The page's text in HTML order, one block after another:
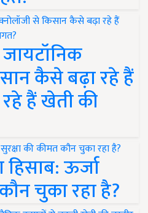
कैसे बढ़ा रहे हैं
हैं खेती की
ऊर्जा
चुका रहा है?